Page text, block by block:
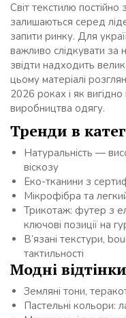
Світ текстилю постійно
залишаються серед
запити ринку. Для
важливо слідкувати
звідти надходить
цьому матеріалі
2026 роках і як
виробництва одягу.
Тренди в
Натуральність —
віскозу
Еко-тканини з
Мікрофібра та
Трикотаж: футер з
ключові позиції на
В’язані текстури,
тактильності
Модні
Земляні тони,
Пастельні кольори: